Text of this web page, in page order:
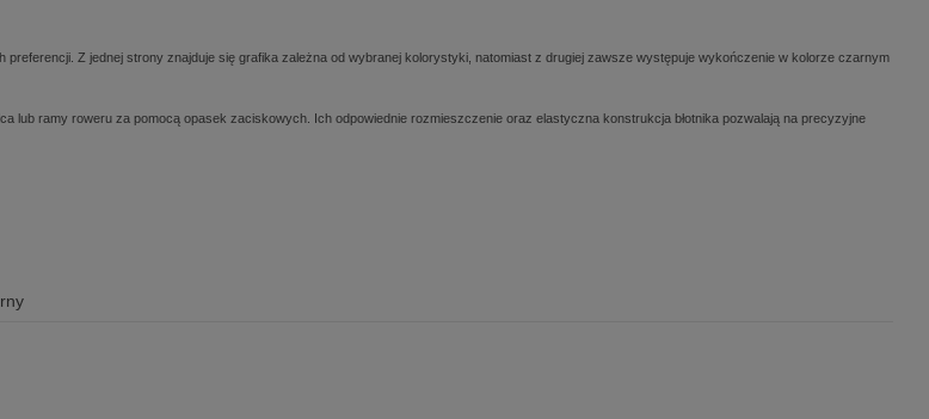
Z jednej strony znajduje się grafika zależna od wybranej kolorystyki, natomiast z drugiej zawsze występuje wykończenie w kolorze czarnym
lub ramy roweru za pomocą opasek zaciskowych. Ich odpowiednie rozmieszczenie oraz elastyczna konstrukcja błotnika pozwalają na precyzyjne